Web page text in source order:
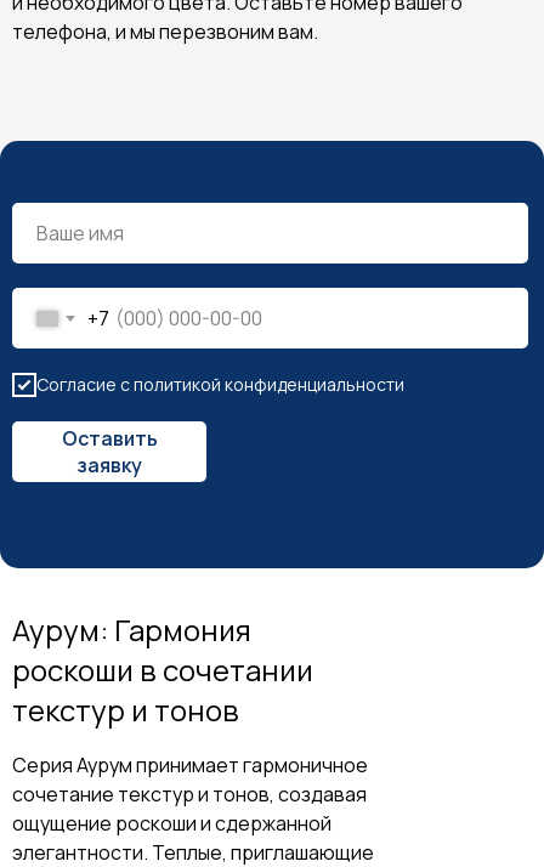
телефона, и мы перезвоним вам.
+7
Согласие с политикой конфиденциальности
Оставить
заявку
Аурум: Гармония
роскоши в сочетании
текстур и тонов
Серия Аурум принимает гармоничное
сочетание текстур и тонов, создавая
ощущение роскоши и сдержанной
элегантности. Теплые, приглашающие